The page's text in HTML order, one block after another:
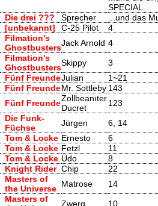
SPECIAL
Die drei ??? Sprecher ...und das
[unbekannt]
C-25 Pilot 4
Filmation's
GhostbustersJack Arnold 4
Filmation's
GhostbustersSkippy 3
Fünf FreundeJulian 1~21
Fünf FreundeMr. Sottleby 143
Fünf FreundeZollbeanıter
Ducret
123
Die Funk-
Füchse
Jürgen 6, 14
Tom & Locke Ernesto 6
Tom & Locke Fetzl 11
Tom & Locke Udo 8
Knight Rider Chip 22
Masters of
the Universe Matrose 14
Masters of
Zwerg 10